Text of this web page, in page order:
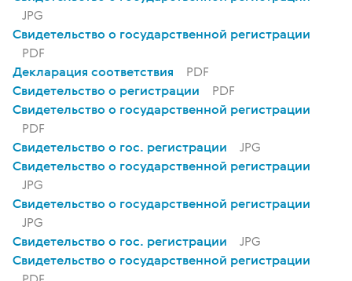
JPG
Свидетельство о государственной регистрации
PDF
Декларация соответствия
PDF
Свидетельство о регистрации
PDF
Свидетельство о государственной регистрации
PDF
Свидетельство о гос. регистрации
JPG
Свидетельство о государственной регистрации
JPG
Свидетельство о государственной регистрации
JPG
Свидетельство о гос. регистрации
JPG
Свидетельство о государственной регистрации